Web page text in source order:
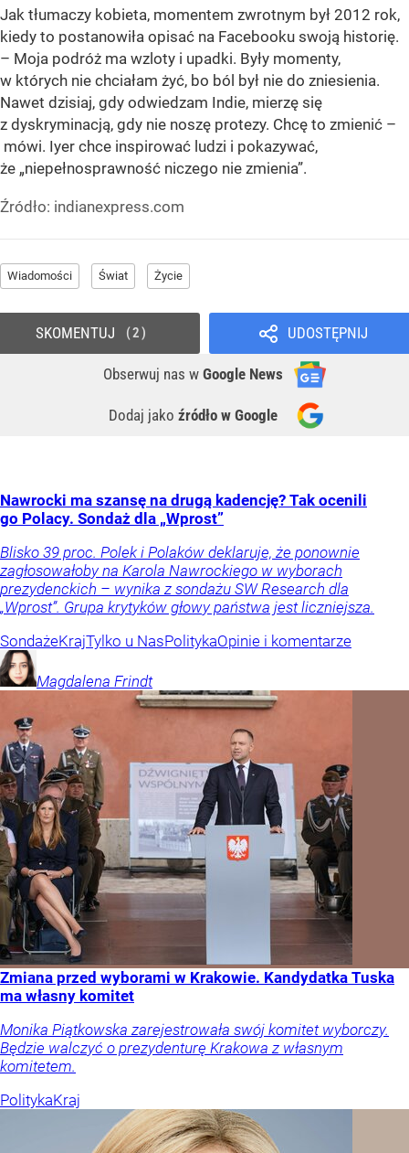
Jak tłumaczy kobieta, momentem zwrotnym był 2012 rok,
kiedy to postanowiła opisać na Facebooku swoją historię.
– Moja podróż ma wzloty i upadki. Były momenty,
w których nie chciałam żyć, bo ból był nie do zniesienia.
Nawet dzisiaj, gdy odwiedzam Indie, mierzę się
z dyskryminacją, gdy nie noszę protezy. Chcę to zmienić –
mówi. Iyer chce inspirować ludzi i pokazywać,
że „niepełnosprawność niczego nie zmienia”.
Źródło: indianexpress.com
Wiadomości Świat Życie
UDOSTĘPNIJ
Obserwuj nas w Google News
Dodaj jako źródło w Google
SKOMENTUJ 2
Nawrocki ma szansę na drugą kadencję? Tak ocenili
go Polacy. Sondaż dla „Wprost”
Blisko 39 proc. Polek i Polaków deklaruje, że ponownie
zagłosowałoby na Karola Nawrockiego w wyborach
prezydenckich – wynika z sondażu SW Research dla
„Wprost”. Grupa krytyków głowy państwa jest liczniejsza.
SondażeKrajTylko u NasPolitykaOpinie i komentarze
Magdalena Frindt
Zmiana przed wyborami w Krakowie. Kandydatka Tuska
ma własny komitet
Monika Piątkowska zarejestrowała swój komitet wyborczy.
Będzie walczyć o prezydenturę Krakowa z własnym
komitetem.
PolitykaKraj